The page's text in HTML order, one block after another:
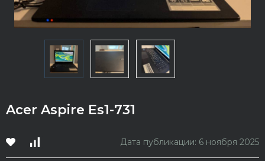
Acer Aspire Es1-731
Дата публикации: 6 ноября 2025